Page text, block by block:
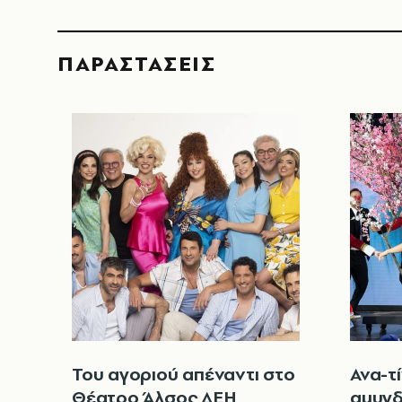
ΠΑΡΑΣΤΑΣΕΙΣ
Του αγοριού απέναντι στο
Ανα-